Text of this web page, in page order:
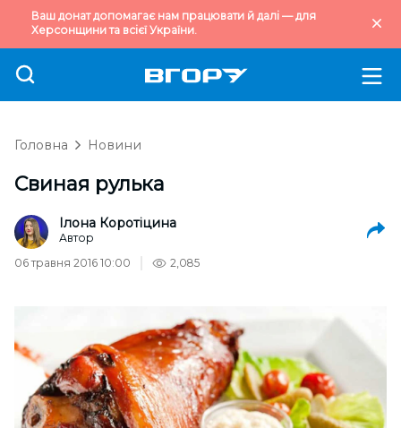
Ваш донат допомагає нам працювати й далі — для
Херсонщини та всієї України.
Головна Новини
Свиная рулька
Ілона Коротіцина
Автор
06 травня 2016 10:00
2,085